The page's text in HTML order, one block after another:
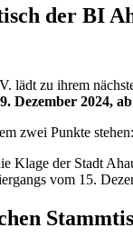
der BI
zu ihrem
Dezember 2024,
zwei Punkte stehen:
Klage der Stadt
vom 15.